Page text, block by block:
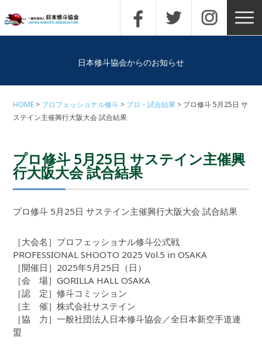
日本修斗協会からのお知らせ
HOME プロフェッショナル修斗 プロ・試合結果
プロ修斗 5月25日 サ
ステイン主催興行大阪大会 試合結果
プロ修斗 5月25日 サステイン主催興
行大阪大会 試合結果
プロ修斗 5月25日 サステイン主催興行大阪大会 試合結果
［大会名］プロフェッショナル修斗公式戦
PROFESSIONAL SHOOTO 2025 Vol.5 in OSAKA
［開催日］2025年5月25日（日）
［会 場］GORILLA HALL OSAKA
［認 定］修斗コミッション
［主 催］株式会社サステイン
［協 力］一般社団法人日本修斗協会／全日本新空手道連
盟